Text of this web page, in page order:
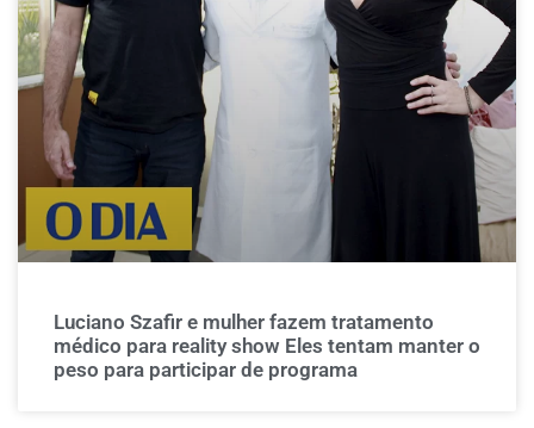
Luciano Szafir e mulher fazem tratamento
médico para reality show Eles tentam manter o
peso para participar de programa